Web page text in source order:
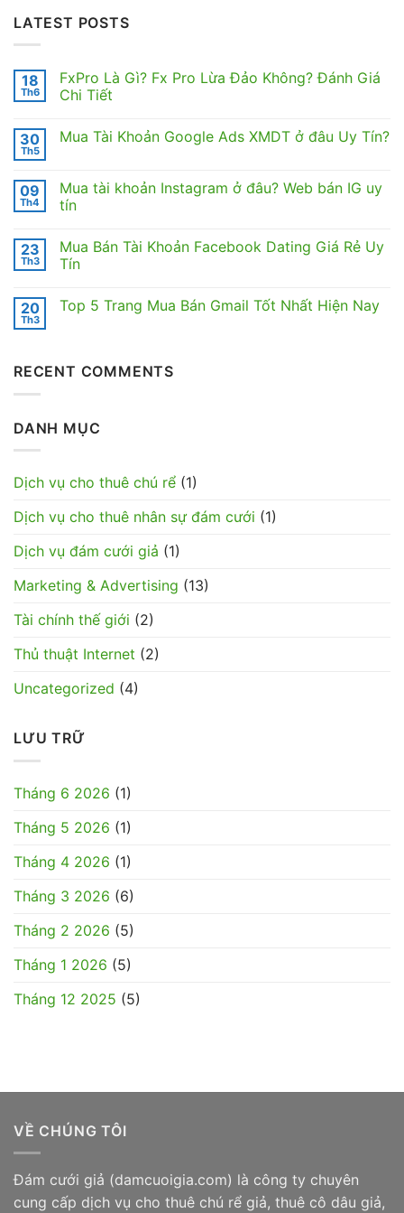
LATEST POSTS
18
Th6
FxPro Là Gì? Fx Pro Lừa Đảo Không? Đánh Giá
Chi Tiết
bình
Là
Gì?
Fx
Đảo
Không?
Đánh
Tiết
30
Th5
Mua Tài Khoản Google Ads XMDT ở đâu Uy Tín?
luận
ở
Mua
Google
Ads
XMDT
Uy
09
Th4
Mua tài khoản Instagram ở đâu? Web bán IG uy
tín
bình
luận
ở
khoản
Instagram
bán
IG
23
Th3
Mua Bán Tài Khoản Facebook Dating Giá Rẻ Uy
Tín
bình
luận
Tài
Khoản
Rẻ
Uy
20
Th3
Top 5 Trang Mua Bán Gmail Tốt Nhất Hiện Nay
ở
Bán
Hiện
Nay
RECENT COMMENTS
DANH MỤC
Dịch vụ cho thuê chú rể (1)
Dịch vụ cho thuê nhân sự đám cưới (1)
Dịch vụ đám cưới giả (1)
Marketing & Advertising (13)
Tài chính thế giới (2)
Thủ thuật Internet (2)
Uncategorized (4)
LƯU TRỮ
Tháng 6 2026 (1)
Tháng 5 2026 (1)
Tháng 4 2026 (1)
Tháng 3 2026 (6)
Tháng 2 2026 (5)
Tháng 1 2026 (5)
Tháng 12 2025 (5)
VỀ CHÚNG TÔI
Đám cưới giả (damcuoigia.com) là công ty chuyên
cung cấp dịch vụ cho thuê chú rể giả, thuê cô dâu giả,